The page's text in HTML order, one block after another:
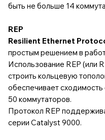
быть не больше 14
REP
Resilient Ethernet
простым решением в
Использование REP (или
строить кольцевую
обеспечивает
50 коммутаторов.
Протокол REP
серии Catalyst 9000.